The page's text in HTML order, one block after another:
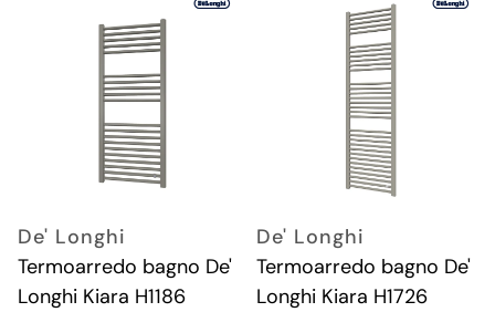
De' Longhi
Termoarredo bagno De'
Longhi Kiara H1186
De' Longhi
Termoarredo bagno De'
Longhi Kiara H1726